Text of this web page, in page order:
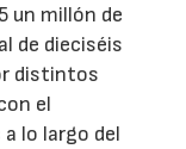
un millón de
de dieciséis
distintos
el
lo largo del